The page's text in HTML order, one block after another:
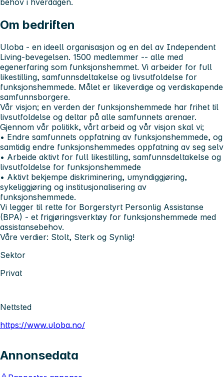
Om bedriften
Uloba - en ideell organisasjon og en del av Independent
Living-bevegelsen. 1500 medlemmer -- alle med
egenerfaring som funksjonshemmet. Vi arbeider for full
likestilling, samfunnsdeltakelse og livsutfoldelse for
funksjonshemmede. Målet er likeverdige og verdiskapende
samfunnsborgere.
Vår visjon; en verden der funksjonshemmede har frihet til
livsutfoldelse og deltar på alle samfunnets arenaer.
Gjennom vår politikk, vårt arbeid og vår visjon skal vi;
• Endre samfunnets oppfatning av funksjonshemmede, og
samtidig endre funksjonshemmedes oppfatning av seg selv
• Arbeide aktivt for full likestilling, samfunnsdeltakelse og
livsutfoldelse for funksjonshemmede
• Aktivt bekjempe diskriminering, umyndiggjøring,
sykeliggjøring og institusjonalisering av
funksjonshemmede.
Vi legger til rette for Borgerstyrt Personlig Assistanse
(BPA) - et frigjøringsverktøy for funksjonshemmede med
assistansebehov.
Våre verdier: Stolt, Sterk og Synlig!
Sektor
Privat
Nettsted
https://www.uloba.no/
Annonsedata